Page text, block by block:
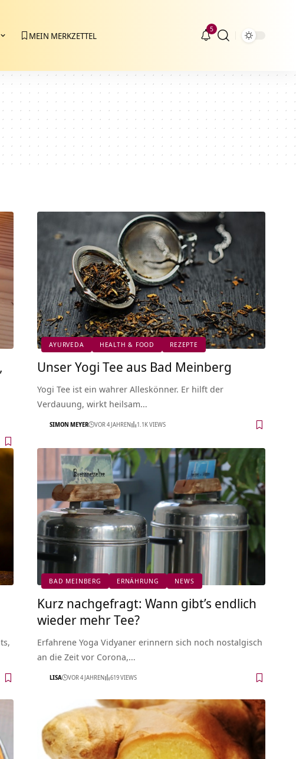
MEIN MERKZETTEL
5
AYURVEDA HEALTH & FOOD REZEPTE
Unser Yogi Tee aus Bad Meinberg
Yogi Tee ist ein wahrer Alleskönner. Er hilft der
Verdauung, wirkt heilsam…
SIMON MEYER VOR 4 JAHREN 1.1K VIEWS
BAD MEINBERG ERNÄHRUNG NEWS
Kurz nachgefragt: Wann gibt’s endlich
wieder mehr Tee?
Erfahrene Yoga Vidyaner erinnern sich noch nostalgisch
an die Zeit vor Corona,…
LISA VOR 4 JAHREN 619 VIEWS